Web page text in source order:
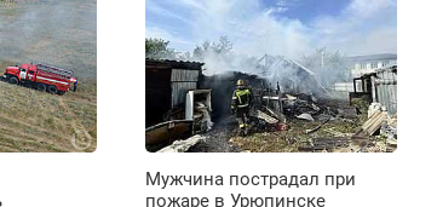
Мужчина пострадал при
пожаре в Урюпинске